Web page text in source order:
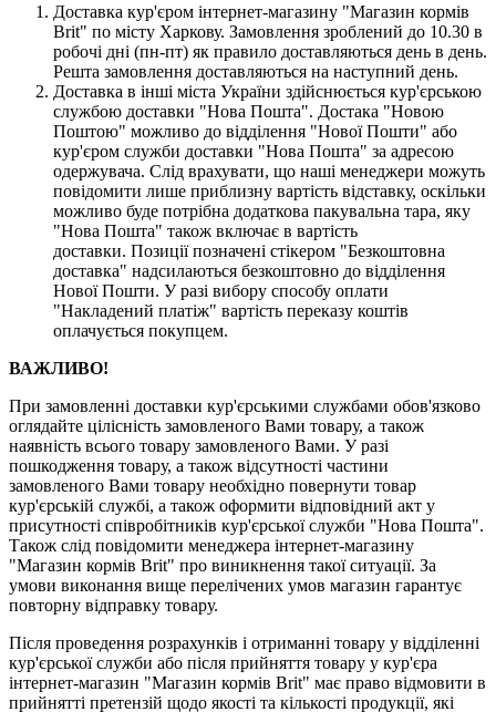
Доставка кур'єром інтернет-магазину "Магазин кормів
Brit" по місту Харкову. Замовлення зроблений до 10.30 в
робочі дні (пн-пт) як правило доставляються день в день.
Решта замовлення доставляються на наступний день.
Доставка в інші міста України здійснюється кур'єрською
службою доставки "Нова Пошта". Достака "Новою
Поштою" можливо до відділення "Нової Пошти" або
кур'єром служби доставки "Нова Пошта" за адресою
одержувача. Слід врахувати, що наші менеджери можуть
повідомити лише приблизну вартість відставку, оскільки
можливо буде потрібна додаткова пакувальна тара, яку
"Нова Пошта" також включає в вартість
доставки. Позиції позначені стікером "Безкоштовна
доставка" надсилаються безкоштовно до відділення
Нової Пошти. У разі вибору способу оплати
"Накладений платіж" вартість переказу коштів
оплачується покупцем.
ВАЖЛИВО!
При замовленні доставки кур'єрськими службами обов'язково
оглядайте цілісність замовленого Вами товару, а також
наявність всього товару замовленого Вами. У разі
пошкодження товару, а також відсутності частини
замовленого Вами товару необхідно повернути товар
кур'єрській службі, а також оформити відповідний акт у
присутності співробітників кур'єрської служби "Нова Пошта".
Також слід повідомити менеджера інтернет-магазину
"Магазин кормів Brit" про виникнення такої ситуації. За
умови виконання вище перелічених умов магазин гарантує
повторну відправку товару.
Після проведення розрахунків і отриманні товару у відділенні
кур'єрської служби або після прийняття товару у кур'єра
інтернет-магазин "Магазин кормів Brit" має право відмовити в
прийнятті претензій щодо якості та кількості продукції, які